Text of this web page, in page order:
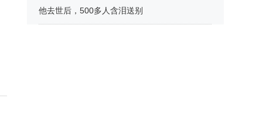
他去世后，500多人含泪送别